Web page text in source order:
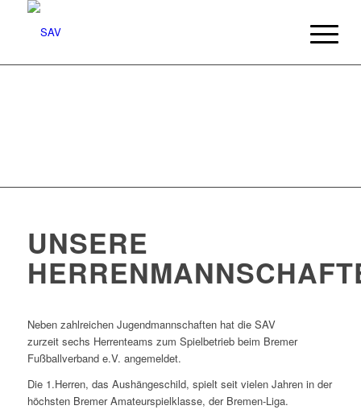
UNSERE
Neben zahlreichen Jugendmannschaften hat die SAV
zurzeit sechs Herrenteams zum Spielbetrieb beim Bremer
Fußballverband e.V. angemeldet.
Die 1.Herren, das Aushängeschild, spielt seit vielen Jahren in der
höchsten Bremer Amateurspielklasse, der Bremen-Liga.